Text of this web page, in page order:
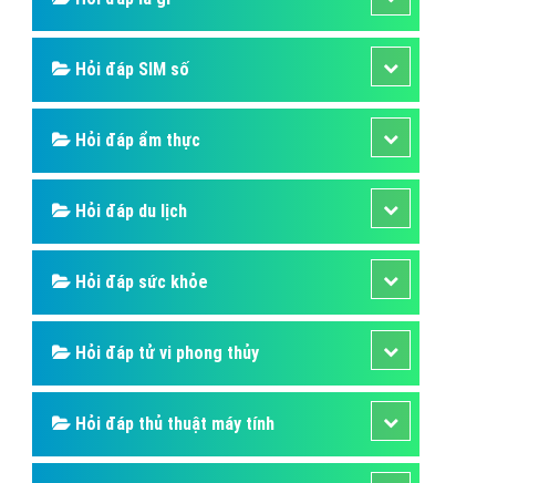
Hỏi đáp phần mềm
Hỏi đáp quảng cáo TVC
Hỏi đáp quảng cáo Skype
Hỏi đáp Domain & Hosting
Hỏi đáp viết bài Marketing
Quảng cáo Youtube
Dịch vụ quảng cáo Youtube
Hỏi đáp SIM số
Hỏi đáp ẩm thực
Hỏi đáp du lịch
Hỏi đáp sức khỏe
Hỏi đáp tử vi phong thủy
Hỏi đáp thủ thuật máy tính